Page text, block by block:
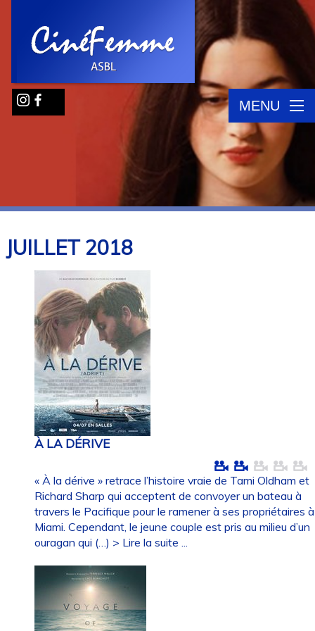
MENU
JUILLET2018
À LA DÉRIVE
« À la dérive » retrace l’histoire vraie de Tami Oldham et
Richard Sharp qui acceptent de convoyer un bateau à
travers le Pacifique pour le ramener à ses propriétaires à
Miami. Cependant, le jeune couple est pris au milieu d’un
ouragan qui (…) > Lire la suite ...